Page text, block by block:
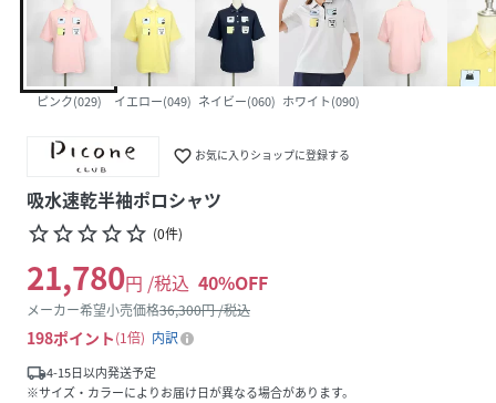
ピンク(029) イエロー(049) ネイビー(060) ホワイト(090)
favorite_border お気に入りショップに登録する
吸水速乾半袖ポロシャツ
star_borderstar_borderstar_borderstar_borderstar_border (0件)
21,780円 /税込 40%OFF
メーカー希望小売価格36,300円 /税込
198ポイント 1倍
内訳
local_shipping4-15日以内発送予定
※サイズ・カラーによりお届け日が異なる場合があります。